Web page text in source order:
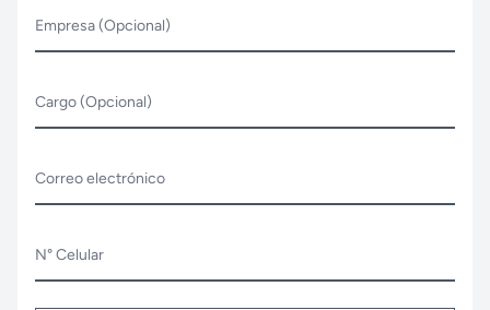
Empresa (Opcional)
Cargo (Opcional)
Correo electrónico
N° Celular